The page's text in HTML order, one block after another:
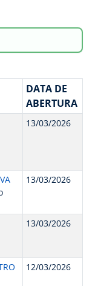
DATA DE
ABERTURA
13/03/2026
13/03/2026
13/03/2026
12/03/2026